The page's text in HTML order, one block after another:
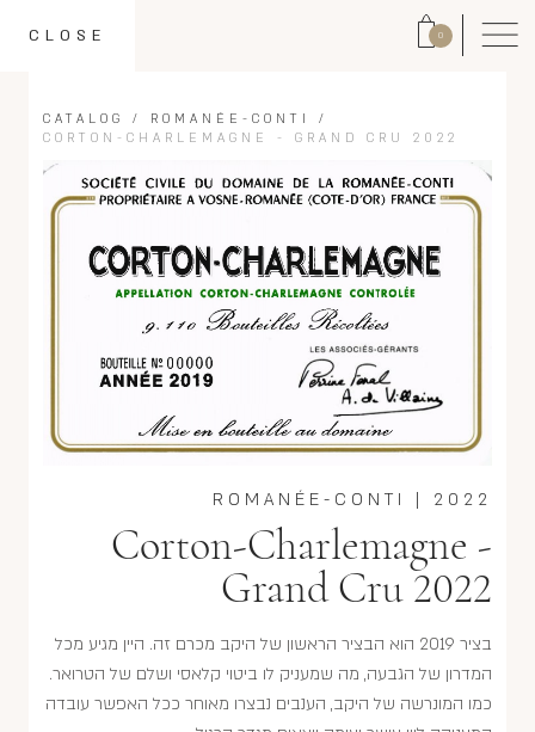
0
CLOSE
CATALOG / ROMANÉE-CONTI
/
CORTON-CHARLEMAGNE - GRAND CRU 2022
2022
ROMANÉE-CONTI
Corton-Charlemagne -
Grand Cru 2022
בציר 2019 הוא הבציר הראשון של היקב מכרם זה. היין מגיע מכל
המדרון של הגבעה, מה שמעניק לו ביטוי קלאסי ושלם של הטרואר.
כמו המונרשה של היקב, הענבים נבצרו מאוחר ככל האפשר עובדה